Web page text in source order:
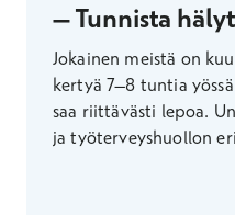
– Tunnista
Jokainen meistä on
kertyä 7–8 tuntia
saa riittävästi lepoa.
ja työterveyshuollon
kertoo, miten ja miksi